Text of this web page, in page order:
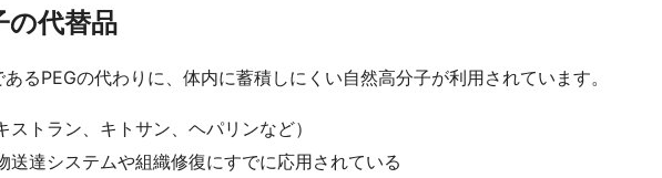
の代替品
るPEGの代わりに、体内に蓄積しにくい自然高分子が利用されています。
ストラン、キトサン、ヘパリンなど）
送達システムや組織修復にすでに応用されている